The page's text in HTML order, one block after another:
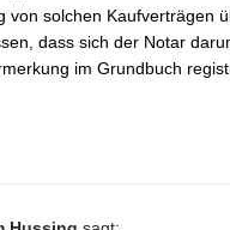
von solchen Kaufverträgen
dass sich der Notar
im Grundbuch